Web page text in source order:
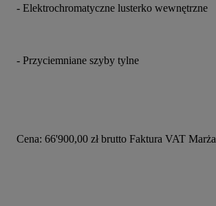
- Elektrochromatyczne lusterko wewnętrzne
- Przyciemniane szyby tylne
Cena: 66'900,00 zł brutto Faktura VAT Marża